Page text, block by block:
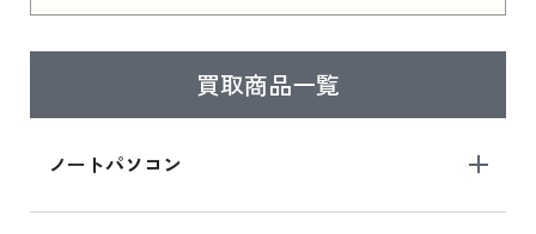
買取商品一覧
ノートパソコン
はこちら
ら